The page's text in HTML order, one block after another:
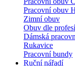
Pracovní obuv
Zimní obuv
Obuv dle profesí
Dámská
Rukavice
Pracovní bundy
Ruční nářadí